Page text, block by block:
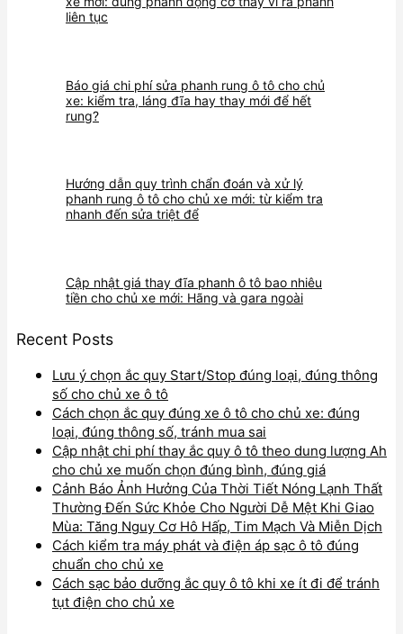
liên tục
Báo giá chi phí sửa phanh rung ô tô cho chủ
xe: kiểm tra, láng đĩa hay thay mới để hết
rung?
Hướng dẫn quy trình chẩn đoán và xử lý
phanh rung ô tô cho chủ xe mới: từ kiểm tra
nhanh đến sửa triệt để
Cập nhật giá thay đĩa phanh ô tô bao nhiêu
tiền cho chủ xe mới: Hãng và gara ngoài
Recent Posts
Lưu ý chọn ắc quy Start/Stop đúng loại, đúng thông
số cho chủ xe ô tô
Cách chọn ắc quy đúng xe ô tô cho chủ xe: đúng
loại, đúng thông số, tránh mua sai
Cập nhật chi phí thay ắc quy ô tô theo dung lượng Ah
cho chủ xe muốn chọn đúng bình, đúng giá
Cảnh Báo Ảnh Hưởng Của Thời Tiết Nóng Lạnh Thất
Thường Đến Sức Khỏe Cho Người Dễ Mệt Khi Giao
Mùa: Tăng Nguy Cơ Hô Hấp, Tim Mạch Và Miễn Dịch
Cách kiểm tra máy phát và điện áp sạc ô tô đúng
chuẩn cho chủ xe
Cách sạc bảo dưỡng ắc quy ô tô khi xe ít đi để tránh
tụt điện cho chủ xe